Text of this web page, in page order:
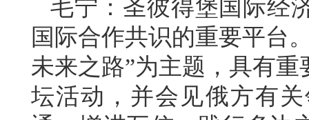
毛宁：圣彼得堡国际经
国际合作共识的重要平台
未来之路”为主题，具有
坛活动，并会见俄方有